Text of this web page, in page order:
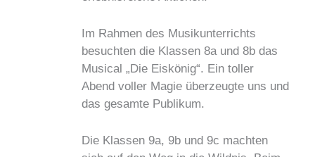
Im Rahmen des Musikunterrichts
besuchten die Klassen 8a und 8b das
Musical „Die Eiskönig“. Ein toller
Abend voller Magie überzeugte uns und
das gesamte Publikum.
Die Klassen 9a, 9b und 9c machten